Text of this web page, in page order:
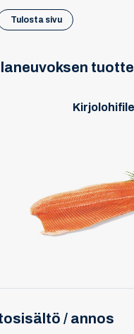
Tulosta sivu
/ annos